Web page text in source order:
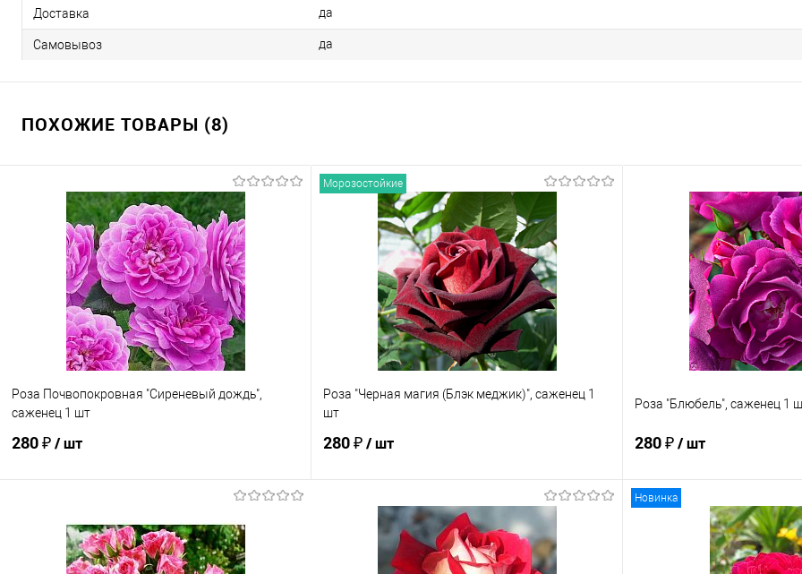
Доставка да
Самовывоз да
ПОХОЖИЕ ТОВАРЫ (8)
Роза Почвопокровная "Сиреневый дождь",
саженец 1 шт
280 ₽/ шт
Купить в 1 клик
Сравнение
Морозостойкие
Роза "Черная магия (Блэк меджик)", саженец 1
шт
280 ₽/ шт
Подписаться
Купить в 1 клик
Сравнение
Роза "Блюбель", саженец 1
280 ₽/ шт
Купить в 1 клик
Новинка